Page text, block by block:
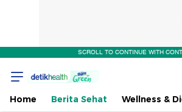
SCROLL TO CONTINUE WITH
Home Berita Sehat Wellness &